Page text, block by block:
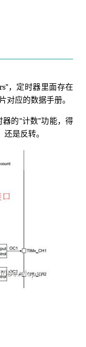
，定时器里面存在
对应的数据手册。
的“计数”功能，得
是反转。